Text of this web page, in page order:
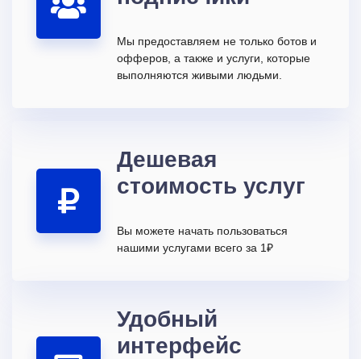
Мы предоставляем не только ботов и
офферов, а также и услуги, которые
выполняются живыми людьми.
Дешевая
стоимость услуг
Вы можете начать пользоваться
нашими услугами всего за 1₽
Удобный
интерфейс